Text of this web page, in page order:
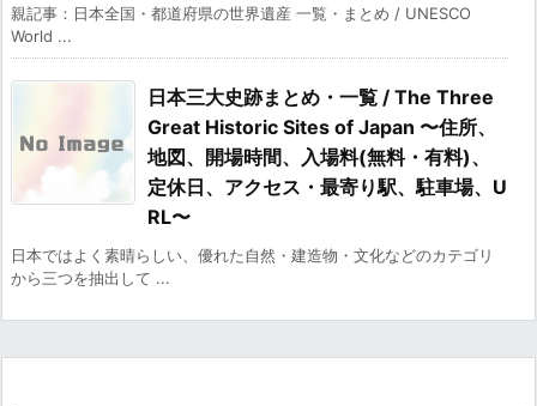
親記事：日本全国・都道府県の世界遺産 一覧・まとめ / UNESCO
World ...
日本三大史跡まとめ・一覧 / The Three
Great Historic Sites of Japan 〜住所、
地図、開場時間、入場料(無料・有料)、
定休日、アクセス・最寄り駅、駐車場、U
RL〜
日本ではよく素晴らしい、優れた自然・建造物・文化などのカテゴリ
から三つを抽出して ...